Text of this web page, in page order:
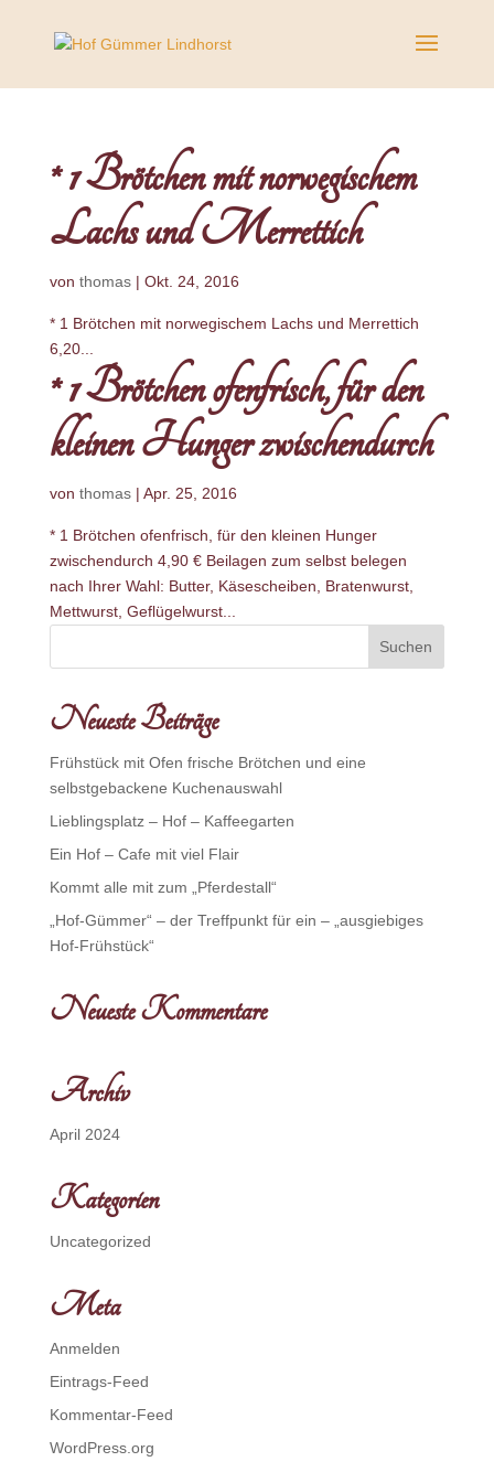
* 1 Brötchen mit norwegischem
Lachs und Merrettich
von thomas| Okt. 24, 2016
* 1 Brötchen mit norwegischem Lachs und Merrettich
6,20...
* 1 Brötchen ofenfrisch, für den
kleinen Hunger zwischendurch
von thomas| Apr. 25, 2016
* 1 Brötchen ofenfrisch, für den kleinen Hunger
zwischendurch 4,90 € Beilagen zum selbst belegen
nach Ihrer Wahl: Butter, Käsescheiben, Bratenwurst,
Mettwurst, Geflügelwurst...
Neueste Beiträge
Frühstück mit Ofen frische Brötchen und eine
selbstgebackene Kuchenauswahl
Lieblingsplatz – Hof – Kaffeegarten
Ein Hof – Cafe mit viel Flair
Kommt alle mit zum „Pferdestall“
„Hof-Gümmer“ – der Treffpunkt für ein – „ausgiebiges
Hof-Frühstück“
Neueste Kommentare
Archiv
April 2024
Kategorien
Uncategorized
Meta
Anmelden
Eintrags-Feed
Kommentar-Feed
WordPress.org